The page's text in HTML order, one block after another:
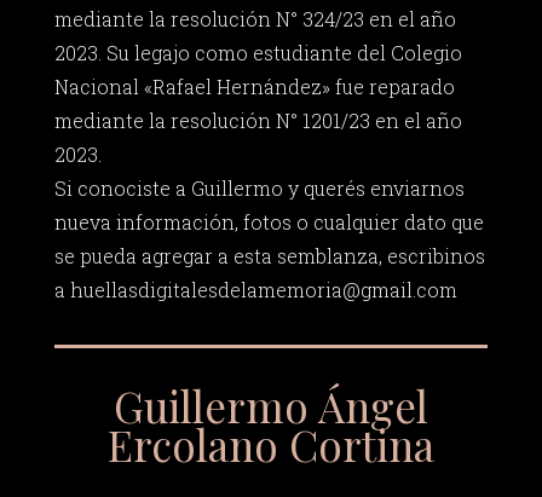
mediante la resolución N° 324/23 en el año
2023. Su legajo como estudiante del Colegio
Nacional «Rafael Hernández» fue reparado
mediante la resolución N° 1201/23 en el año
2023.
Si conociste a Guillermo y querés enviarnos
nueva información, fotos o cualquier dato que
se pueda agregar a esta semblanza, escribinos
a huellasdigitalesdelamemoria@gmail.com
Guillermo Ángel
Ercolano Cortina